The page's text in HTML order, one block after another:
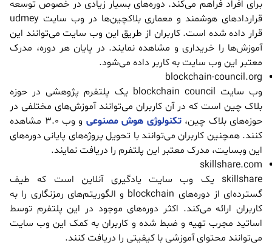
برای افراد فراهم می‌کند. دوره‌های بسیار زیادی در خصوص توسعه
قراردادهای هوشمند و معماری بلاکچین‌ها در وب سایت udmey
قرار داده شده است. کاربران از طریق این وب سایت می‌توانند این
آموزش‌ها را خریداری و مشاهده نمایند. در پایان هر دوره، مدرک
معتبر این وب سایت به کاربر داده می‌شود.
blockchain-council.org
وب سایت blockchain council یک پلتفرم پژوهشی در حوزه
بلاک چین است که در آن کاربران می‌توانند آموزش‌های مختلفی در
حوزه‌های بلاک چین، تکنولوژی هوش مصنوعی
و وب 3.0 مشاهده
کنند. همچنین کاربران می‌توانند با تحویل پروژه‌های پایانی دوره‌های
این وبسایت، مدرک معتبر این پلتفرم را دریافت نمایند.
skillshare.com
skillshare یک وب سایت یادگیری آنلاین است که طیف
گسترده‌ای از دوره‌های blockchain و الگوریتم‌های رمزنگاری را به
کاربران ارائه می‌کند. اکثر دوره‌های موجود در این پلتفرم توسط
اساتید مجرب تهیه و ضبط شده و کاربران به کمک این وب سایت
می‌توانند محتوای آموزشی با کیفیتی را دریافت کنند.